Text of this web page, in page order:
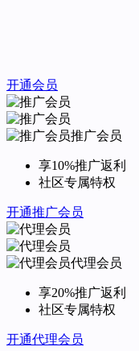
开通会员
推广会员
享10%推广返利
社区专属特权
开通推广会员
代理会员
享20%推广返利
社区专属特权
开通代理会员